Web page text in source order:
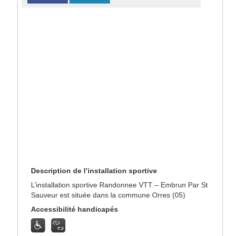
Description de l’installation sportive
L’installation sportive Randonnee VTT – Embrun Par St
Sauveur est située dans la commune Orres (05)
Accessibilité handicapés